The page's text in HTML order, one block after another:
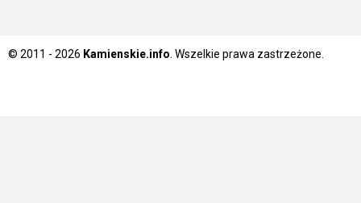
© 2011 - 2026 Kamienskie.info . Wszelkie prawa zastrzeżone.